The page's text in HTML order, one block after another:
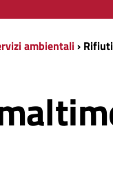
ambientali›